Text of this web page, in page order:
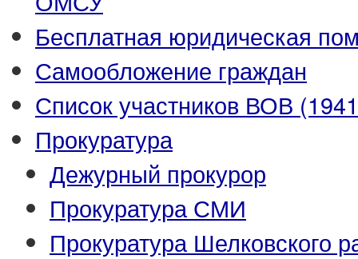
Бесплатная юридическая
Самообложение граждан
Список участников ВОВ
Прокуратура
Дежурный прокурор
Прокуратура СМИ
Прокуратура Шелковского